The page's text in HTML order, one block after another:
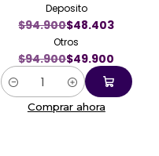
Deposito
$94.900$48.403
Otros
$94.900$49.900
Cantidad
Comprar ahora